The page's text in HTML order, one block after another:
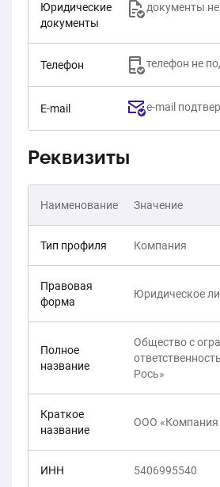
Юридические
документы
документы
Телефон телефон не
E-mail e-mail
Реквизиты
Наименование Значение
Тип профиля Компания
Правовая
форма
Юридическое
Полное
название
Общество с
Рось»
Краткое
название
ООО «Компания
ИНН 5406995540